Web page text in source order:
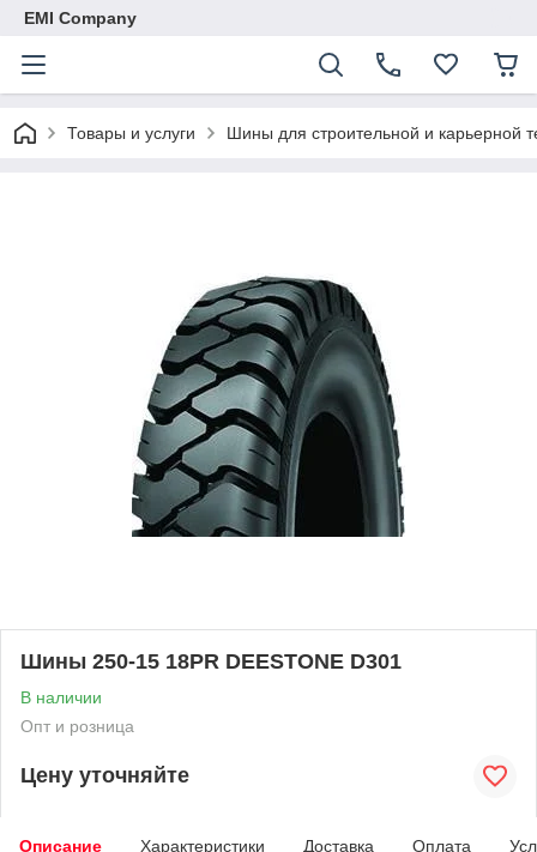
EMI Company
Товары и услуги Шины для строительной и карьерной
Шины 250-15 18PR DEESTONE D301
В наличии
Опт и розница
Цену уточняйте
Описание Характеристики Доставка Оплата